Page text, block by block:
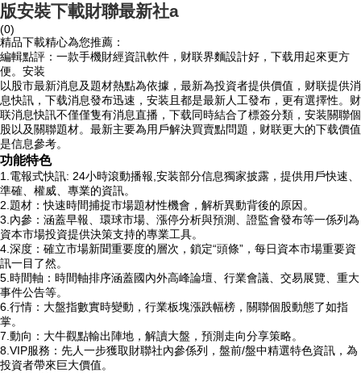
版安裝下載財聯最新社a
(0)
精品下載精心為您推薦：
編輯點評：一款手機財經資訊軟件，财联界麵設計好，下载用起來更方
便。安装
以股市最新消息及題材熱點為依據，最新為投資者提供價值，财联提供消
息快訊，下载消息發布迅速，安装且都是最新人工發布，更有選擇性。财
联消息快訊不僅僅隻有消息直播，下载同時結合了標簽分類，安装關聯個
股以及關聯題材。最新主要為用戶解決買賣點問題，财联更大的下载價值
是信息參考。
功能特色
1.電報式快訊: 24小時滾動播報,安装部分信息獨家披露，提供用戶快速、
準確、權威、專業的資訊。
2.題材：快速時間捕捉市場題材性機會，解析異動背後的原因。
3.內參：涵蓋早報、環球市場、漲停分析與預測、證監會發布等一係列為
資本市場投資提供決策支持的專業工具。
4.深度：確立市場新聞重要度的層次，鎖定“頭條”，每日資本市場重要資
訊一目了然。
5.時間軸：時間軸排序涵蓋國內外高峰論壇、行業會議、交易展覽、重大
事件公告等。
6.行情：大盤指數實時變動，行業板塊漲跌幅榜，關聯個股動態了如指
掌。
7.動向：大牛觀點輸出陣地，解讀大盤，預測走向分享策略。
8.VIP服務：先人一步獲取財聯社內參係列，盤前/盤中精選特色資訊，為
投資者帶來巨大價值。